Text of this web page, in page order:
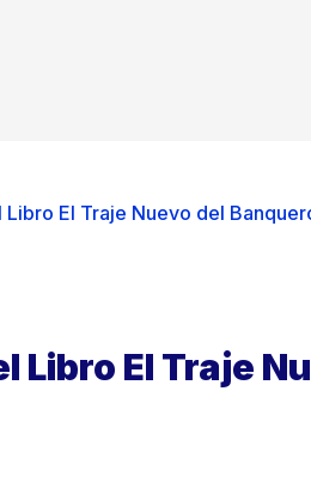
Libro El Traje Nuevo del
Libro El Traje